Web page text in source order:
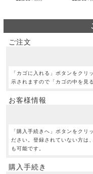
ご注文
「カゴに入れる」ボタンをクリ
示されますので「カゴの中を見
お客様情報
「購入手続きへ」ボタンをクリ
ださい。登録されていない方は
も可能です。
購入手続き